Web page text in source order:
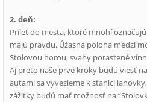
2. deň:
Prílet do mesta, ktoré mnohí
majú pravdu. Úžasná poloha medzi
Stolovou horou, svahy porastené
Aj preto naše prvé kroky budú viesť
autami sa vyvezieme k stanici
zážitky budú mať možnosť na